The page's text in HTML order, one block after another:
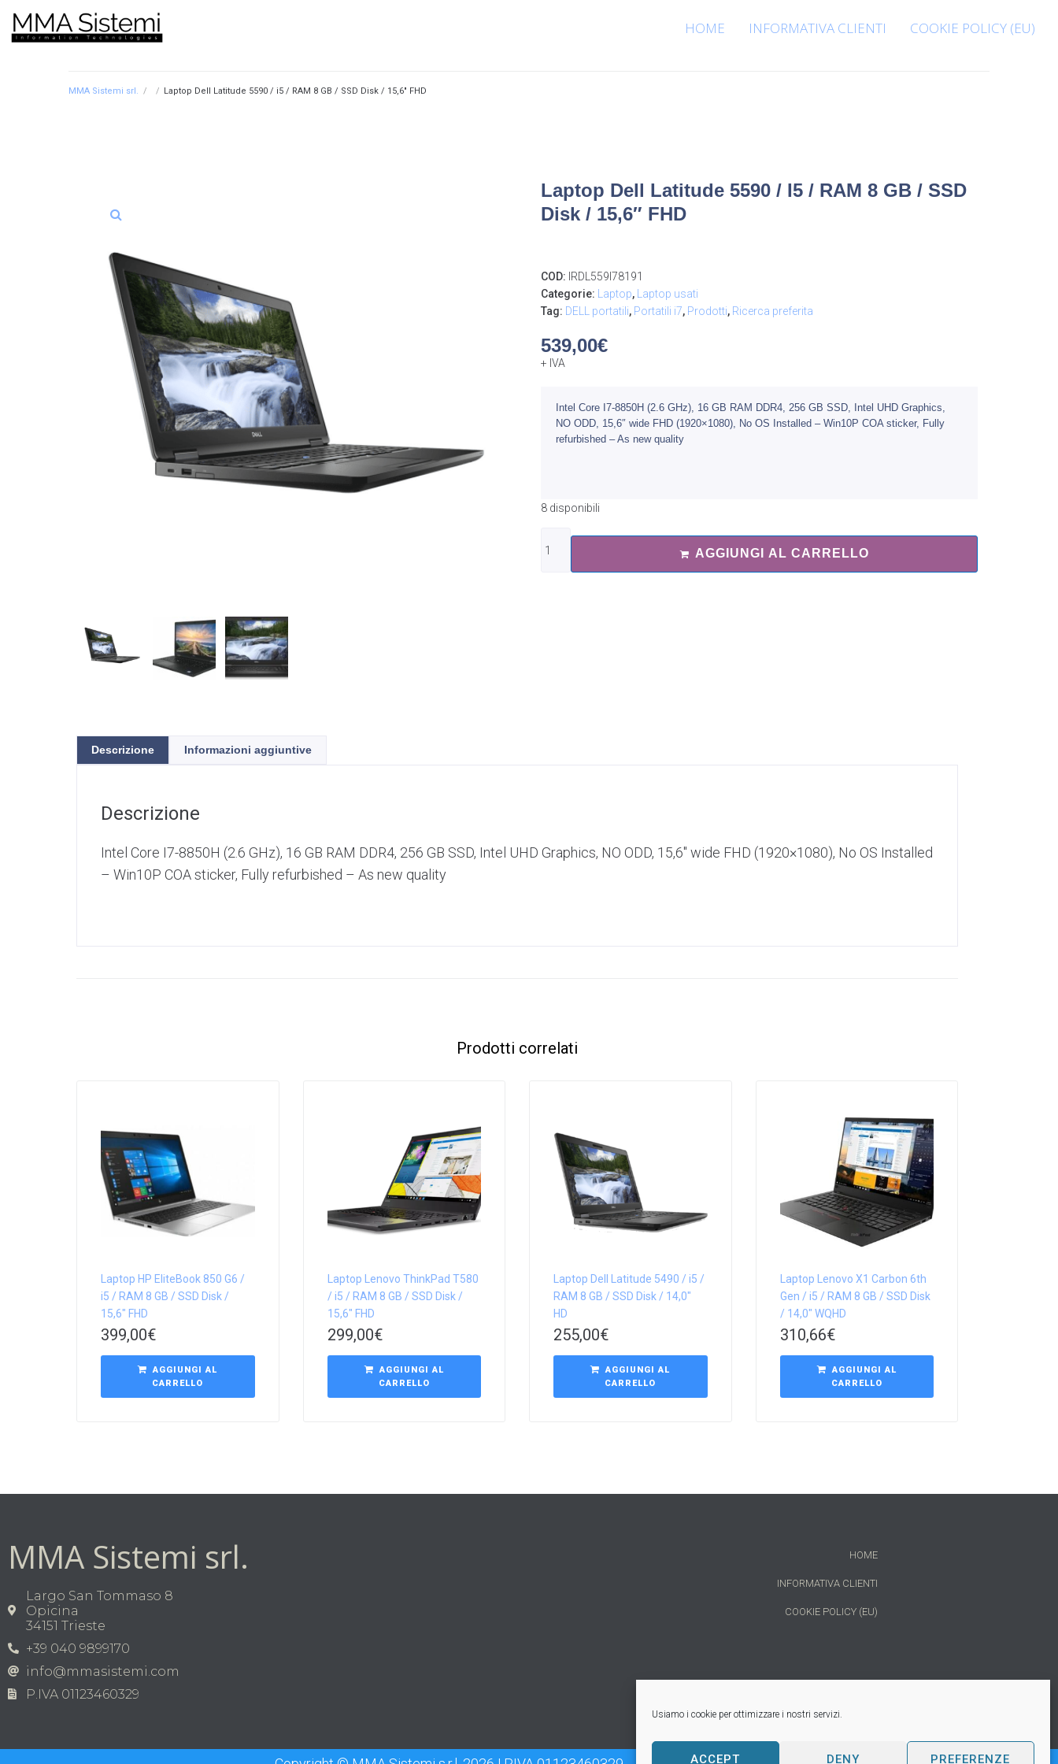
Usiamo i cookie per ottimizzare i nostri servizi.
ACCEPT DENY PREFERENZE
HOME INFORMATIVA CLIENTI COOKIE POLICY (EU)
MMA Sistemi srl. / / Laptop Dell Latitude 5590 / i5 / RAM 8 GB / SSD Disk / 15,6″ FHD
Laptop Dell Latitude 5590 / I5 / RAM 8 GB / SSD
Disk / 15,6″ FHD
COD: IRDL559I78191
Categorie:
Laptop,
Laptop usati
Tag: DELL portatili, Portatili i7, Prodotti, Ricerca preferita
539,00€
+ IVA
Intel Core I7-8850H (2.6 GHz), 16 GB RAM DDR4, 256 GB SSD, Intel UHD Graphics,
NO ODD, 15,6″ wide FHD (1920×1080), No OS Installed – Win10P COA sticker, Fully
refurbished – As new quality
8 disponibili
AGGIUNGI AL CARRELLO
Descrizione Informazioni aggiuntive
Descrizione
Intel Core I7-8850H (2.6 GHz), 16 GB RAM DDR4, 256 GB SSD, Intel UHD Graphics, NO ODD, 15,6″ wide FHD (1920×1080), No OS Installed
– Win10P COA sticker, Fully refurbished – As new quality
Prodotti correlati
Laptop HP EliteBook 850 G6 /
i5 / RAM 8 GB / SSD Disk /
15,6″ FHD
399,00€
AGGIUNGI AL
CARRELLO
Laptop Lenovo ThinkPad T580
/ i5 / RAM 8 GB / SSD Disk /
15,6″ FHD
299,00€
AGGIUNGI AL
CARRELLO
Laptop Dell Latitude 5490 / i5 /
RAM 8 GB / SSD Disk / 14,0″
HD
255,00€
AGGIUNGI AL
CARRELLO
Laptop Lenovo X1 Carbon 6th
Gen / i5 / RAM 8 GB / SSD Disk
/ 14,0″ WQHD
310,66€
AGGIUNGI AL
CARRELLO
MMA Sistemi srl.
Largo San Tommaso 8
Opicina
34151 Trieste
+39 040 9899170
info@mmasistemi.com
P.IVA 01123460329
HOME
INFORMATIVA CLIENTI
COOKIE POLICY (EU)